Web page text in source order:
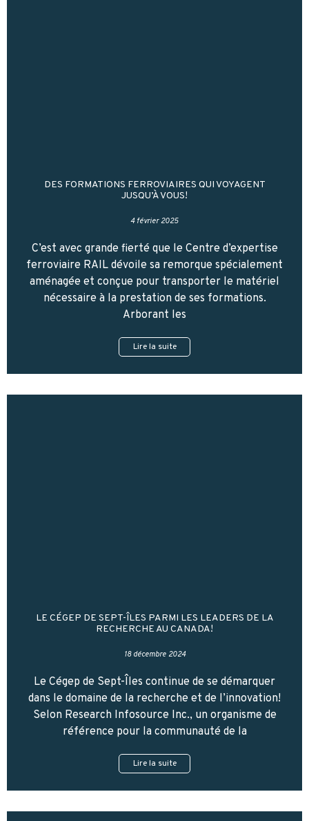
DES FORMATIONS FERROVIAIRES QUI VOYAGENT
JUSQU’À VOUS!
4 février 2025
C’est avec grande fierté que le Centre d’expertise
ferroviaire RAIL dévoile sa remorque spécialement
aménagée et conçue pour transporter le matériel
nécessaire à la prestation de ses formations.
Arborant les
Lire la suite
LE CÉGEP DE SEPT-ÎLES PARMI LES LEADERS DE LA
RECHERCHE AU CANADA!
18 décembre 2024
Le Cégep de Sept-Îles continue de se démarquer
dans le domaine de la recherche et de l’innovation!
Selon Research Infosource Inc., un organisme de
référence pour la communauté de la
Lire la suite